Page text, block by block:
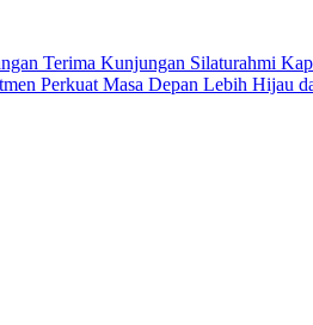
Terima Kunjungan Silaturahmi
Perkuat Masa Depan Lebih Hijau